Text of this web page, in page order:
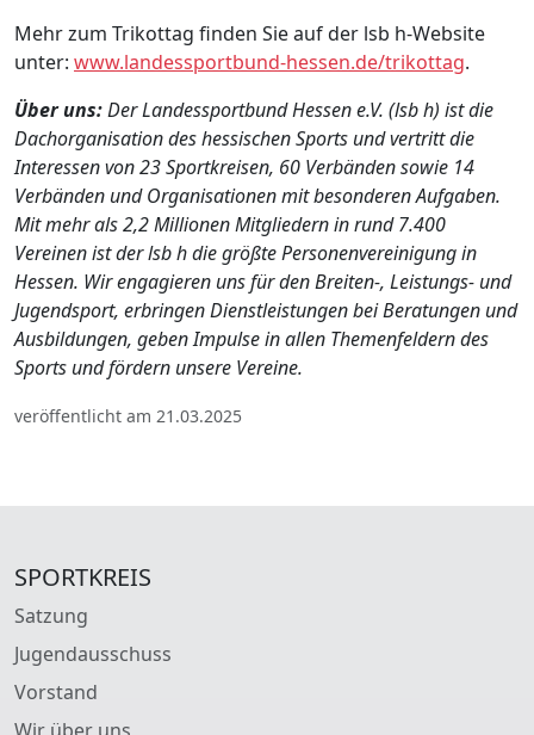
Mehr zum Trikottag finden Sie auf der lsb h-Website
unter: www.landessportbund-hessen.de/trikottag.
Über uns:Der Landessportbund Hessen e.V. (lsb h) ist die
Dachorganisation des hessischen Sports und vertritt die
Interessen von 23 Sportkreisen, 60 Verbänden sowie 14
Verbänden und Organisationen mit besonderen Aufgaben.
Mit mehr als 2,2 Millionen Mitgliedern in rund 7.400
Vereinen ist der lsb h die größte Personenvereinigung in
Hessen. Wir engagieren uns für den Breiten-, Leistungs- und
Jugendsport, erbringen Dienstleistungen bei Beratungen und
Ausbildungen, geben Impulse in allen Themenfeldern des
Sports und fördern unsere Vereine.
veröffentlicht am 21.03.2025
SPORTKREIS
Satzung
Jugendausschuss
Vorstand